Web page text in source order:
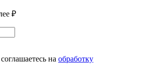
₽
на обработку